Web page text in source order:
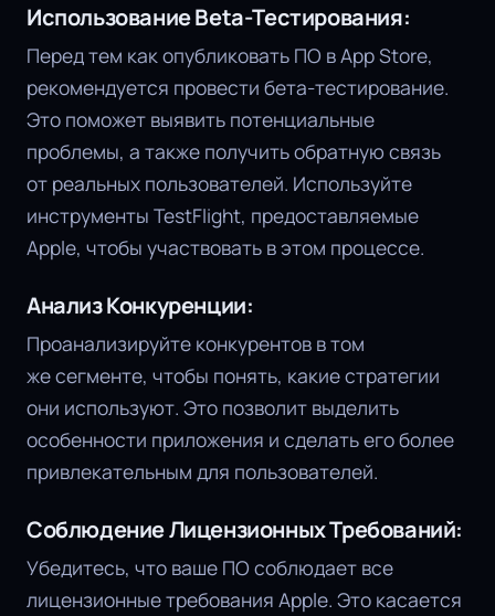
Использование Beta-Тестирования:
Перед тем как опубликовать ПО в App Store,
рекомендуется провести бета-тестирование.
Это поможет выявить потенциальные
проблемы, а также получить обратную связь
от реальных пользователей. Используйте
инструменты TestFlight, предоставляемые
Apple, чтобы участвовать в этом процессе.
Анализ Конкуренции:
Проанализируйте конкурентов в том
же сегменте, чтобы понять, какие стратегии
они используют. Это позволит выделить
особенности приложения и сделать его более
привлекательным для пользователей.
Соблюдение Лицензионных Требований:
Убедитесь, что ваше ПО соблюдает все
лицензионные требования Apple. Это касается